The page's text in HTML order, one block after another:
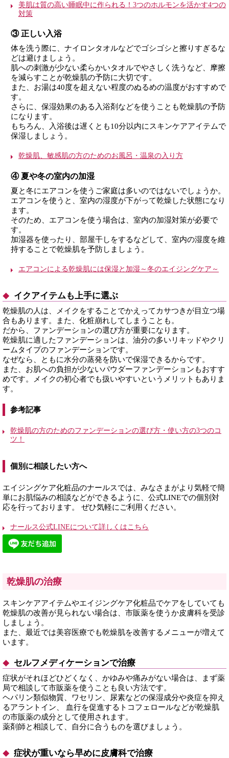
美肌は質の高い睡眠中に作られる！3つのホルモンを活かす4つの
対策
③ 正しい入浴
体を洗う際に、ナイロンタオルなどでゴシゴシと擦りすぎるな
どは避けましょう。
肌への刺激が少ない柔らかいタオルでやさしく洗うなど、摩擦
を減らすことが乾燥肌の予防に大切です。
また、お湯は40度を超えない程度のぬるめの温度がおすすめで
す。
さらに、保湿効果のある入浴剤などを使うことも乾燥肌の予防
になります。
もちろん、入浴後は遅くとも10分以内にスキンケアアイテムで
保湿しましょう。
乾燥肌、敏感肌の方のためのお風呂・温泉の入り方
④ 夏や冬の室内の加湿
夏と冬にエアコンを使うご家庭は多いのではないでしょうか。
エアコンを使うと、室内の湿度が下がって乾燥した状態になり
ます。
そのため、エアコンを使う場合は、室内の加湿対策が必要で
す。
加湿器を使ったり、部屋干しをするなどして、室内の湿度を維
持することで乾燥肌を予防しましょう。
エアコンによる乾燥肌には保湿と加湿～冬のエイジングケア～
イクアイテムも上手に選ぶ
乾燥肌の人は、メイクをすることでかえってカサつきが目立つ場
合もあります。また、化粧崩れしてしまうことも。
だから、ファンデーションの選び方が重要になります。
乾燥肌に適したファンデーションは、油分の多いリキッドやクリ
ームタイプのファンデーションです。
なぜなら、ともに水分の蒸発を防いで保湿できるからです。
また、お肌への負担が少ないパウダーファンデーションもおすす
めです。メイクの初心者でも扱いやすいというメリットもありま
す。
参考記事
乾燥肌の方のためのファンデーションの選び方・使い方の3つのコ
ツ！
個別に相談したい方へ
エイジングケア化粧品のナールスでは、みなさまがより気軽で簡
単にお肌悩みの相談などができるように、公式LINEでの個別対
応を行っております。 ぜひ気軽にご利用ください。
ナールス公式LINEについて詳しくはこちら
乾燥肌の治療
スキンケアアイテムやエイジングケア化粧品でケアをしていても
乾燥肌の改善が見られない場合は、市販薬を使うか皮膚科を受診
しましょう。
また、最近では美容医療でも乾燥肌を改善するメニューが増えて
います。
セルフメディケーションで治療
症状がそれほどひどくなく、かゆみや痛みがない場合は、まず薬
局で相談して市販薬を使うことも良い方法です。
ヘパリン類似物質、ワセリン、尿素などの保湿成分や炎症を抑え
るアラントイン、 血行を促進するトコフェロールなどが乾燥肌
の市販薬の成分として使用されます。
薬剤師と相談して、自分に合うものを選びましょう。
症状が重いなら早めに皮膚科で治療